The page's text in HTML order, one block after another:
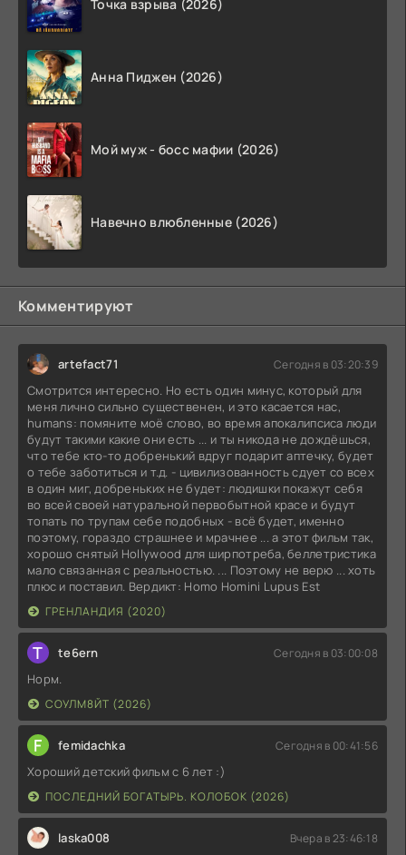
Точка взрыва (2026)
Анна Пиджен (2026)
Мой муж - босс мафии (2026)
Навечно влюбленные (2026)
Комментируют
artefact71 Сегодня в 03:20:39
Смотрится интересно. Но есть один минус, который для
меня лично сильно существенен, и это касается нас,
humans: помяните моё слово, во время апокалипсиса люди
будут такими какие они есть ... и ты никода не дождёшься,
что тебе кто-то добренький вдруг подарит аптечку, будет
о тебе заботиться и т.д. - цивилизованность сдует со всех
в один миг, добреньких не будет: людишки покажут себя
во всей своей натуральной первобытной красе и будут
топать по трупам себе подобных - всё будет, именно
поэтому, гораздо страшнее и мрачнее ... а этот фильм так,
хорошо снятый Hollywood для ширпотреба, беллетристика
мало связанная с реальностью. ... Поэтому не верю ... хоть
плюс и поставил. Вердикт: Homo Homini Lupus Est
ГРЕНЛАНДИЯ (2020)
T te6ern Сегодня в 03:00:08
Норм.
СОУЛМ8ЙТ (2026)
F femidachka Сегодня в 00:41:56
Хороший детский фильм с 6 лет :)
ПОСЛЕДНИЙ БОГАТЫРЬ. КОЛОБОК (2026)
laska008 Вчера в 23:46:18